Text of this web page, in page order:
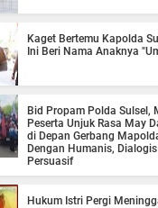
Kaget Bertemu Kapolda
Ini Beri Nama Anaknya
Bid Propam Polda Sulsel,
Peserta Unjuk Rasa May
di Depan Gerbang
Dengan Humanis,
Persuasif
Hukum Istri Pergi